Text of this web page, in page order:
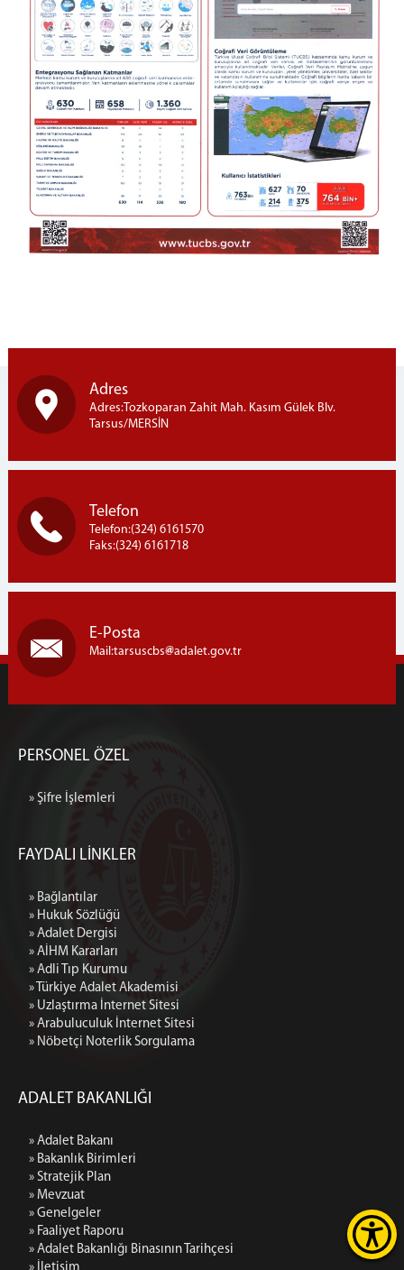
Adres
Adres:Tozkoparan Zahit Mah. Kasım Gülek Blv.
Tarsus/MERSİN
Telefon
Telefon:(324) 6161570
Faks:(324) 6161718
E-Posta
Mail:tarsuscbs adalet.gov.tr
PERSONEL ÖZEL
» Şifre İşlemleri
FAYDALI LİNKLER
» Bağlantılar
» Hukuk Sözlüğü
» Adalet Dergisi
» AİHM Kararları
» Adli Tıp Kurumu
» Türkiye Adalet Akademisi
» Uzlaştırma İnternet Sitesi
» Arabuluculuk İnternet Sitesi
» Nöbetçi Noterlik Sorgulama
ADALET BAKANLIĞI
» Adalet Bakanı
» Bakanlık Birimleri
» Stratejik Plan
» Mevzuat
» Genelgeler
» Faaliyet Raporu
» Adalet Bakanlığı Binasının Tarihçesi